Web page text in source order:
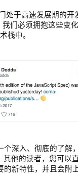
处于高速发展期的开
们必须拥抱这些变
栈中。
个深入、彻底的了解
其他的读者，您可以
新特性，并且会附